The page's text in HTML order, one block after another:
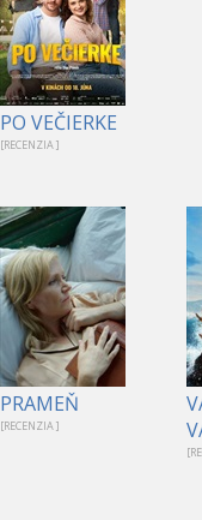
PO VEČIERKE
[RECENZIA ]
PRAMEŇ
[RECENZIA ]